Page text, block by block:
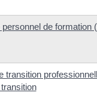
de formation
transition